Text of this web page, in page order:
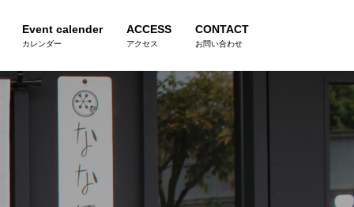
Event calender
カレンダー
ACCESS
アクセス
CONTACT
お問い合わせ